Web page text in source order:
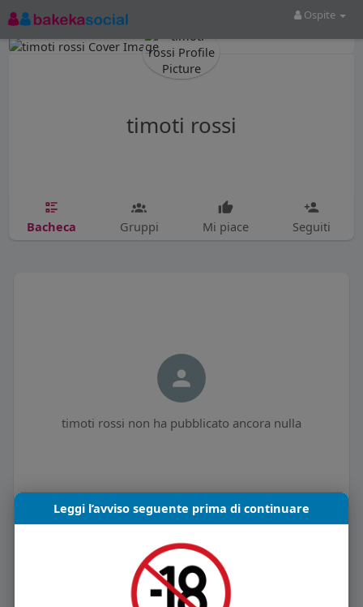
Ospite
timoti rossi
Bacheca Gruppi Mi piace Seguiti
timoti rossi non ha pubblicato ancora nulla
Informazioni Utente
Leggi l’avviso seguente prima di continuare